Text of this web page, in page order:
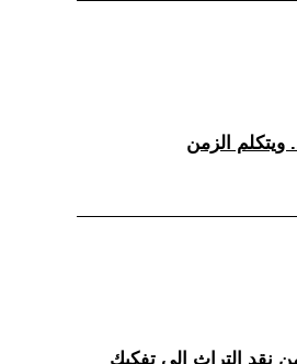
تأثيل المقدس 7 : من نقد التراث إلى تفكيك